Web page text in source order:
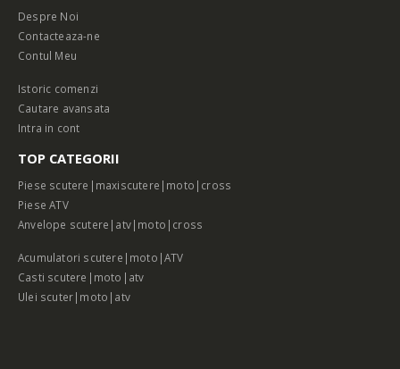
Despre Noi
Contacteaza-ne
Contul Meu
Istoric comenzi
Cautare avansata
Intra in cont
TOP CATEGORII
Piese scutere|maxiscutere|moto|cross
Piese ATV
Anvelope scutere|atv|moto|cross
Acumulatori scutere|moto|ATV
Casti scutere|moto|atv
Ulei scuter|moto|atv